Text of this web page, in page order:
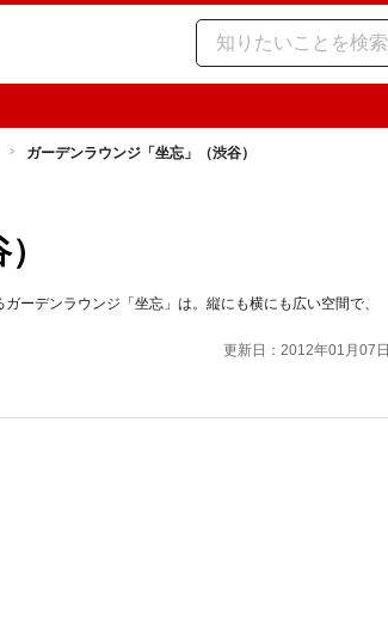
ガーデンラウンジ「坐忘」（渋谷）
ーデンラウンジ「坐忘」は。縦にも横にも広い空間で、
更新日：2012年01月07日